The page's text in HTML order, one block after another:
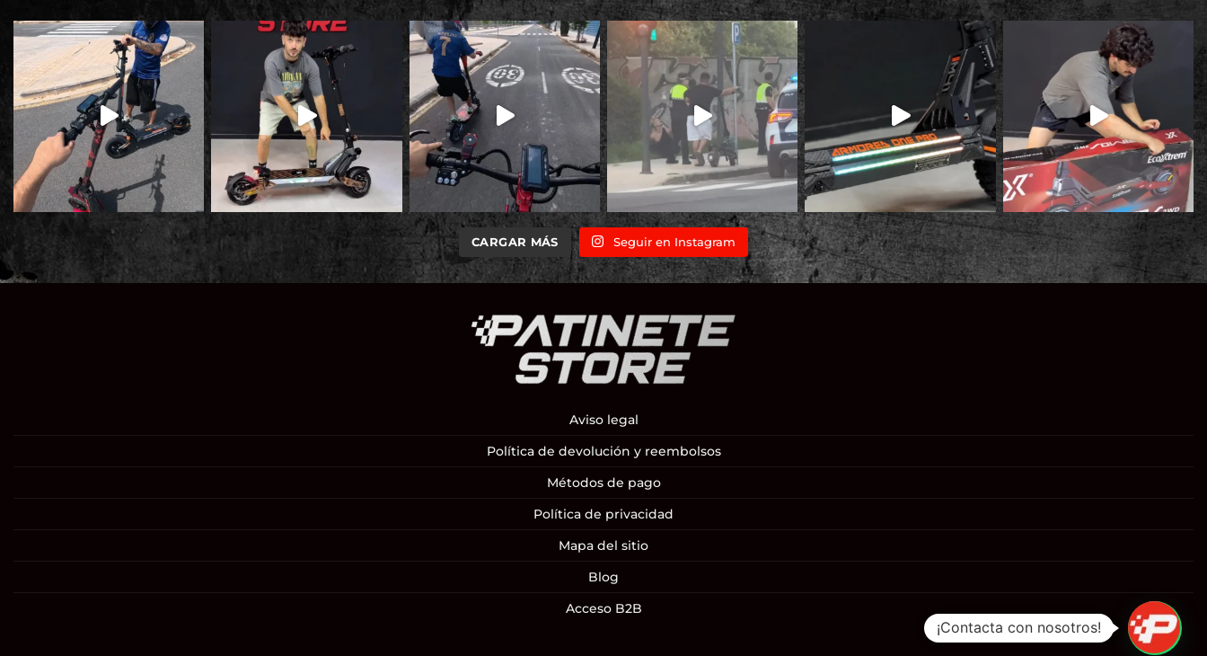
CARGAR MÁS Seguir en Instagram
Aviso legal
Política de devolución y reembolsos
Métodos de pago
Política de privacidad
Mapa del sitio
Blog
Acceso B2B
¡Contacta con nosotros!
1